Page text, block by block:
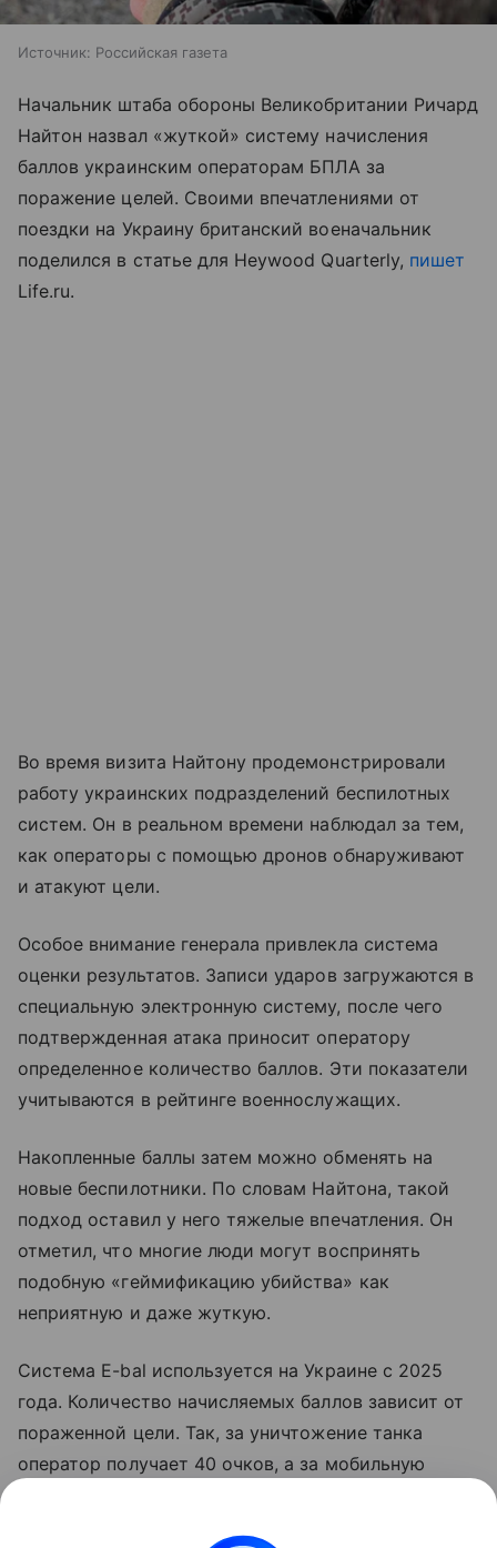
Источник: Российская газета
Начальник штаба обороны Великобритании Ричард
Найтон назвал «жуткой» систему начисления
баллов украинским операторам БПЛА за
поражение целей. Своими впечатлениями от
поездки на Украину британский военачальник
поделился в статье для Heywood Quarterly, пишет
Life.ru.
Во время визита Найтону продемонстрировали
работу украинских подразделений беспилотных
систем. Он в реальном времени наблюдал за тем,
как операторы с помощью дронов обнаруживают
и атакуют цели.
Особое внимание генерала привлекла система
оценки результатов. Записи ударов загружаются в
специальную электронную систему, после чего
подтвержденная атака приносит оператору
определенное количество баллов. Эти показатели
учитываются в рейтинге военнослужащих.
Накопленные баллы затем можно обменять на
новые беспилотники. По словам Найтона, такой
подход оставил у него тяжелые впечатления. Он
отметил, что многие люди могут воспринять
подобную «геймификацию убийства» как
неприятную и даже жуткую.
Система E-bal используется на Украине с 2025
года. Количество начисляемых баллов зависит от
пораженной цели. Так, за уничтожение танка
оператор получает 40 очков, а за мобильную